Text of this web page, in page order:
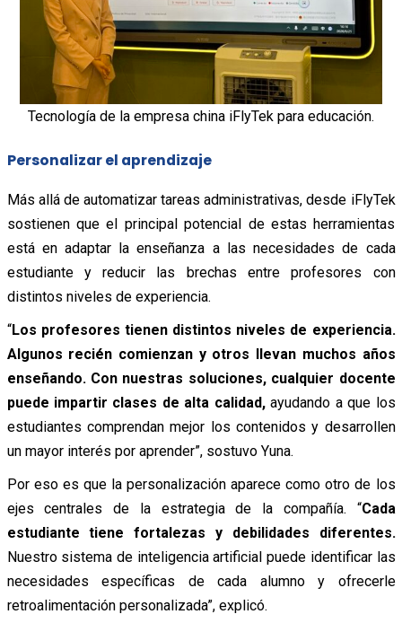
Tecnología de la empresa china iFlyTek para educación.
Personalizar el aprendizaje
Más allá de automatizar tareas administrativas, desde iFlyTek
sostienen que el principal potencial de estas herramientas
está en adaptar la enseñanza a las necesidades de cada
estudiante y reducir las brechas entre profesores con
distintos niveles de experiencia.
“Los profesores tienen distintos niveles de experiencia.
Algunos recién comienzan y otros llevan muchos años
enseñando. Con nuestras soluciones, cualquier docente
puede impartir clases de alta calidad,ayudando a que los
estudiantes comprendan mejor los contenidos y desarrollen
un mayor interés por aprender”, sostuvo Yuna.
Por eso es que la personalización aparece como otro de los
ejes centrales de la estrategia de la compañía. “Cada
estudiante tiene fortalezas y debilidades diferentes.
Nuestro sistema de inteligencia artificial puede identificar las
necesidades específicas de cada alumno y ofrecerle
retroalimentación personalizada”, explicó.